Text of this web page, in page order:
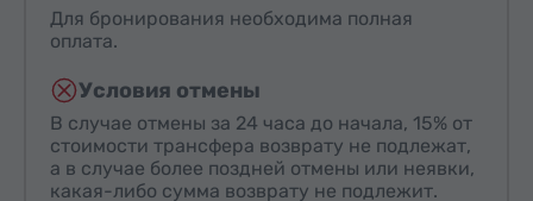
Для бронирования необходима полная
оплата.
Условия отмены
В случае отмены за 24 часа до начала, 15% от
стоимости трансфера возврату не подлежат,
а в случае более поздней отмены или неявки,
какая-либо сумма возврату не подлежит.